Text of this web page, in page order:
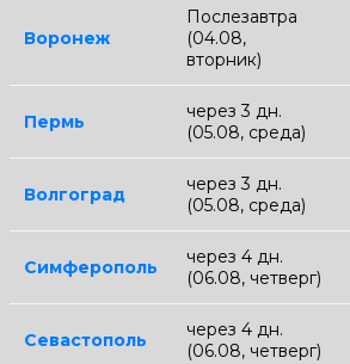
Воронеж
Послезавтра
(04.08,
вторник)
Пермь
через 3 дн.
(05.08, среда)
Волгоград
через 3 дн.
(05.08, среда)
Симферополь
через 4 дн.
(06.08, четверг)
Севастополь
через 4 дн.
(06.08, четверг)